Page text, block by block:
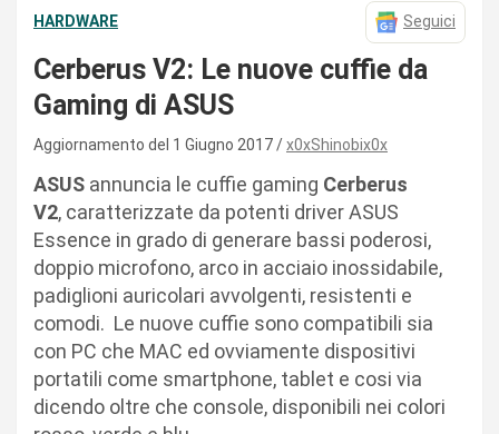
HARDWARE Seguici
Cerberus V2: Le nuove cuffie da
Gaming di ASUS
Aggiornamento del 1 Giugno 2017 x0xShinobix0x
ASUS annuncia le cuffie gaming Cerberus
V2, caratterizzate da potenti driver ASUS
Essence in grado di generare bassi poderosi,
doppio microfono, arco in acciaio inossidabile,
padiglioni auricolari avvolgenti, resistenti e
comodi. Le nuove cuffie sono compatibili sia
con PC che MAC ed ovviamente dispositivi
portatili come smartphone, tablet e cosi via
dicendo oltre che console, disponibili nei colori